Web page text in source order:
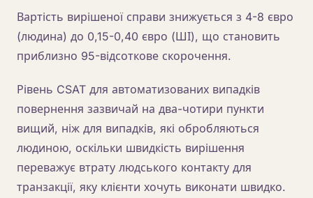
Вартість вирішеної справи знижується з 4-8 євро
(людина) до 0,15-0,40 євро (ШІ), що становить
приблизно 95-відсоткове скорочення.
Рівень CSAT для автоматизованих випадків
повернення зазвичай на два-чотири пункти
вищий, ніж для випадків, які обробляються
людиною, оскільки швидкість вирішення
переважує втрату людського контакту для
транзакції, яку клієнти хочуть виконати швидко.